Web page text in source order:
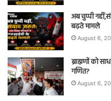
अब चुप्पी
बढ़ते मामले
August 6,
ब्राह्मणों को
गणित?
August 6,